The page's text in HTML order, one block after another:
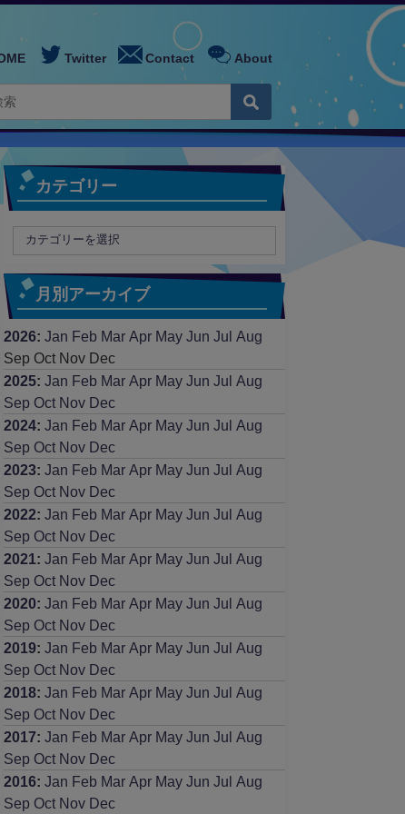
Twitter Contact About
カテゴリー
月別アーカイブ
2026: Jan Feb Mar Apr May Jun Jul
Aug
Sep Oct Nov Dec
2025: Jan Feb Mar Apr May Jun Jul
Aug
Sep Oct Nov Dec
2024: Jan Feb Mar Apr May Jun Jul
Aug
Sep Oct Nov Dec
2023: Jan Feb Mar Apr May Jun Jul
Aug
Sep Oct Nov Dec
2022: Jan Feb Mar Apr May Jun Jul
Aug
Sep Oct Nov Dec
2021 : Jan Feb Mar Apr May Jun Jul
Aug
Sep Oct Nov Dec
2020: Jan Feb Mar Apr May Jun Jul
Aug
Sep Oct Nov Dec
2019: Jan Feb Mar Apr May Jun Jul
Aug
Sep Oct Nov Dec
2018: Jan Feb Mar Apr May Jun Jul
Aug
Sep Oct Nov Dec
2017: Jan Feb Mar Apr May Jun Jul
Aug
Sep Oct Nov Dec
2016: Jan Feb Mar Apr May Jun Jul
Aug
Sep Oct Nov Dec